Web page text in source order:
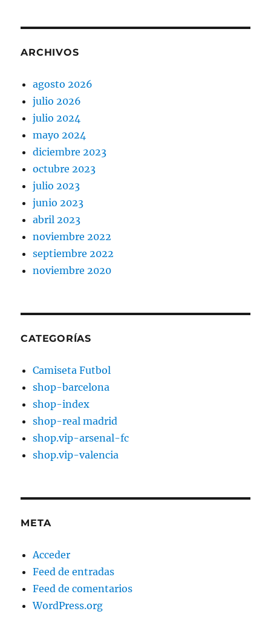
ARCHIVOS
agosto 2026
julio 2026
julio 2024
mayo 2024
diciembre 2023
octubre 2023
julio 2023
junio 2023
abril 2023
noviembre 2022
septiembre 2022
noviembre 2020
CATEGORÍAS
Camiseta Futbol
shop-barcelona
shop-index
shop-real madrid
shop.vip-arsenal-fc
shop.vip-valencia
META
Acceder
Feed de entradas
Feed de comentarios
WordPress.org